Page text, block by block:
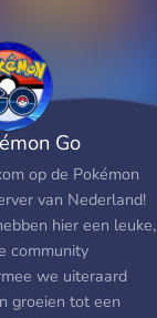
Go
op de Pokémon
van Nederland!
hier een leuke,
community
we uiteraard
groeien tot een